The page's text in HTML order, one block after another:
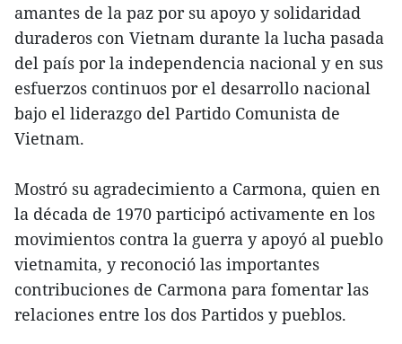
amantes de la paz por su apoyo y solidaridad
duraderos con Vietnam durante la lucha pasada
del país por la independencia nacional y en sus
esfuerzos continuos por el desarrollo nacional
bajo el liderazgo del Partido Comunista de
Vietnam.
Mostró su agradecimiento a Carmona, quien en
la década de 1970 participó activamente en los
movimientos contra la guerra y apoyó al pueblo
vietnamita, y reconoció las importantes
contribuciones de Carmona para fomentar las
relaciones entre los dos Partidos y pueblos.